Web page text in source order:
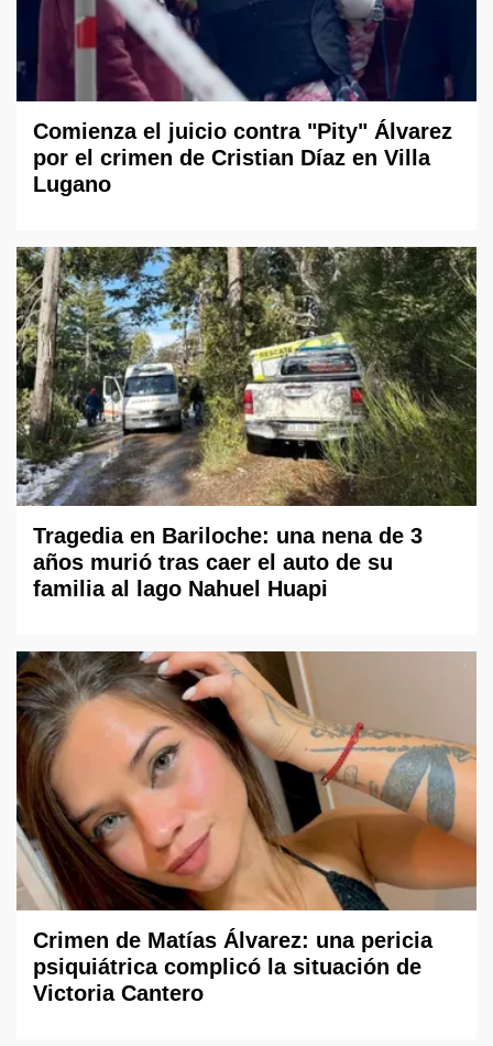
Comienza el juicio contra "Pity" Álvarez
por el crimen de Cristian Díaz en Villa
Lugano
Tragedia en Bariloche: una nena de 3
años murió tras caer el auto de su
familia al lago Nahuel Huapi
Crimen de Matías Álvarez: una pericia
psiquiátrica complicó la situación de
Victoria Cantero